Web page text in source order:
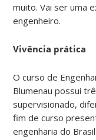
muito. Vai ser uma
engenheiro.
Vivência prática
O curso de
Blumenau possui
supervisionado,
fim de curso
engenharia do